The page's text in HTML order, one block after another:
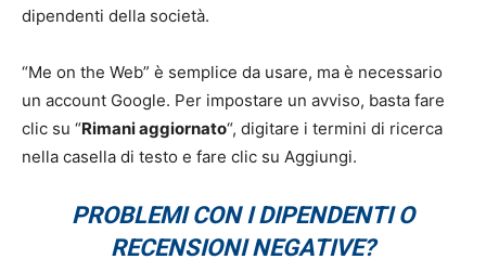
dipendenti della società.
“Me on the Web” è semplice da usare, ma è necessario
un account Google. Per impostare un avviso, basta fare
clic su “Rimani aggiornato“, digitare i termini di ricerca
nella casella di testo e fare clic su Aggiungi.
PROBLEMI CON I DIPENDENTI O
RECENSIONI NEGATIVE?